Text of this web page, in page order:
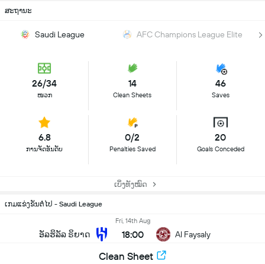
ສະຖານະ
Saudi League AFC Champions League Elite
26/34
ໜວກ
14
Clean Sheets
46
Saves
6.8
ການຈັດອັນດັບ
0/2
Penalties Saved
20
Goals Conceded
ເບິ່ງທັງໝົດ
ເກມແຂ່ງຂັນຕໍ່ໄປ - Saudi League
ອັລຮິລັລ ຣິຍາດ
Fri, 14th Aug
18:00 Al Faysaly
Clean Sheet